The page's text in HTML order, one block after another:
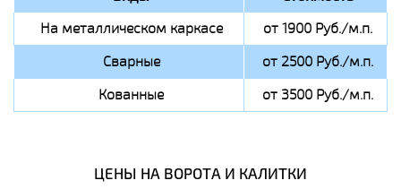
На металлическом каркасе
от 1900 Руб./м.п.
Сварные
от 2500 Руб./м.п.
Кованные
от 3500 Руб./м.п.
ЦЕНЫ НА ВОРОТА И КАЛИТКИ